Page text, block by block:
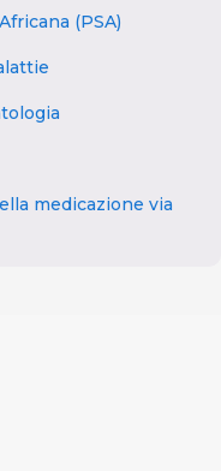
(PSA)
medicazione via